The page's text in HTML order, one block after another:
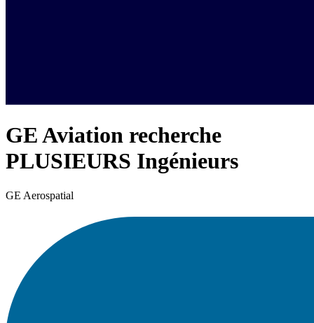
GE Aviation recherche
PLUSIEURS Ingénieurs
GE Aerospatial